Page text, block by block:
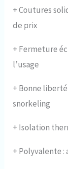
+Coutures
de prix
+ Fermeture
l’usage
+ Bonne
snorkeling
+ Isolation
+ Polyvalente :